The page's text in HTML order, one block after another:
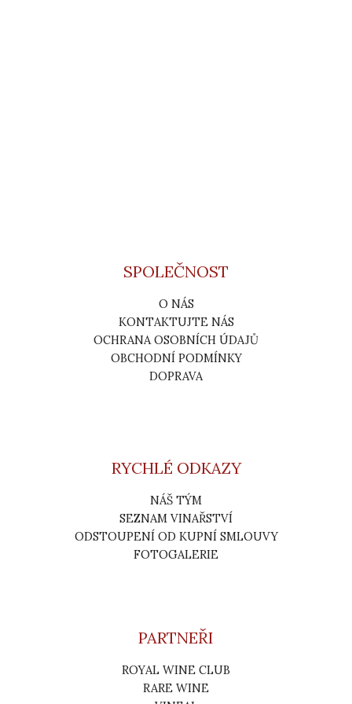
SPOLEČNOST
O NÁS
KONTAKTUJTE NÁS
OCHRANA OSOBNÍCH ÚDAJŮ
OBCHODNÍ PODMÍNKY
DOPRAVA
RYCHLÉ ODKAZY
NÁŠ TÝM
SEZNAM VINAŘSTVÍ
ODSTOUPENÍ OD KUPNÍ SMLOUVY
FOTOGALERIE
PARTNEŘI
ROYAL WINE CLUB
RARE WINE